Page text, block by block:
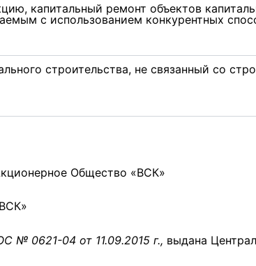
капитальный ремонт объектов
с использованием конкурентных
строительства, не связанный со
Общество «ВСК»
№ 0621-04 от 11.09.2015 г., выдана